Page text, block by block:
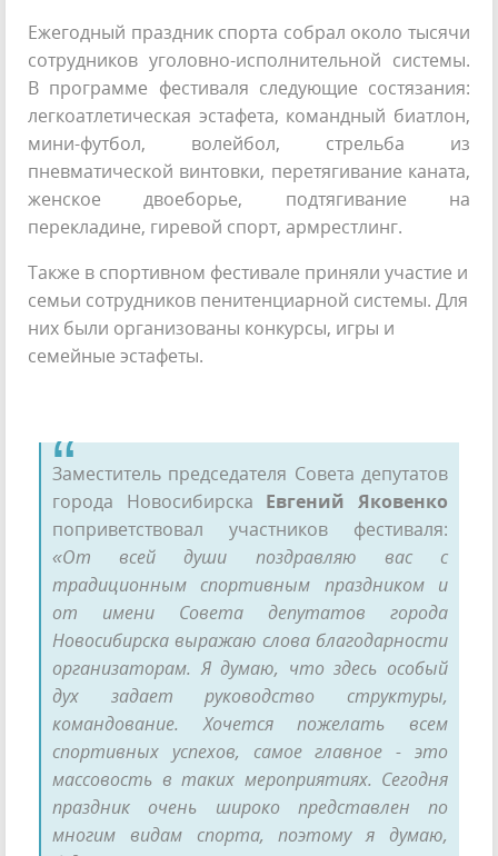
Ежегодный праздник спорта собрал около тысячи
сотрудников уголовно-исполнительной системы.
В программе фестиваля следующие состязания:
легкоатлетическая эстафета, командный биатлон,
мини-футбол, волейбол, стрельба из
пневматической винтовки, перетягивание каната,
женское двоеборье, подтягивание на
перекладине, гиревой спорт, армрестлинг.
Также в спортивном фестивале приняли участие и
семьи сотрудников пенитенциарной системы. Для
них были организованы конкурсы, игры и
семейные эстафеты.
Заместитель председателя Совета депутатов
города Новосибирска Евгений Яковенко
поприветствовал участников фестиваля:
«От всей души поздравляю вас с
традиционным спортивным праздником и
от имени Совета депутатов города
Новосибирска выражаю слова благодарности
организаторам. Я думаю, что здесь особый
дух задает руководство структуры,
командование. Хочется пожелать всем
спортивных успехов, самое главное - это
массовость в таких мероприятиях. Сегодня
праздник очень широко представлен по
многим видам спорта, поэтому я думаю,